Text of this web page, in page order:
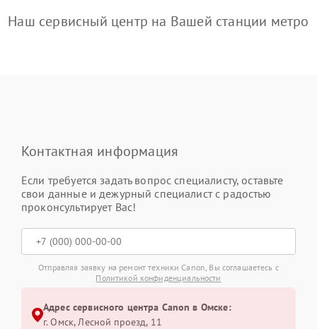
Наш сервисный центр на Вашей станции метро
Контактная информация
Если требуется задать вопрос специалисту, оставьте
свои данные и дежурный специалист с радостью
проконсультирует Вас!
Отправляя заявку на ремонт техники Canon, Вы соглашаетесь с
Политикой конфиденциальности
Адрес сервисного центра Canon в Омске:
г. Омск, ​Лесной проезд, 11